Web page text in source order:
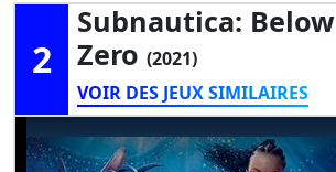
2
Subnautica: Below
Zero (2021)
VOIR DES JEUX SIMILAIRES